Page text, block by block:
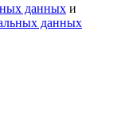
данных и
данных